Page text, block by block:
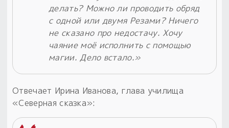
делать? Можно ли проводить обряд
с одной или двумя Резами? Ничего
не сказано про недостачу. Хочу
чаяние моё исполнить с помощью
магии. Дело встало.»
Отвечает Ирина Иванова, глава училища
«Северная сказка»: